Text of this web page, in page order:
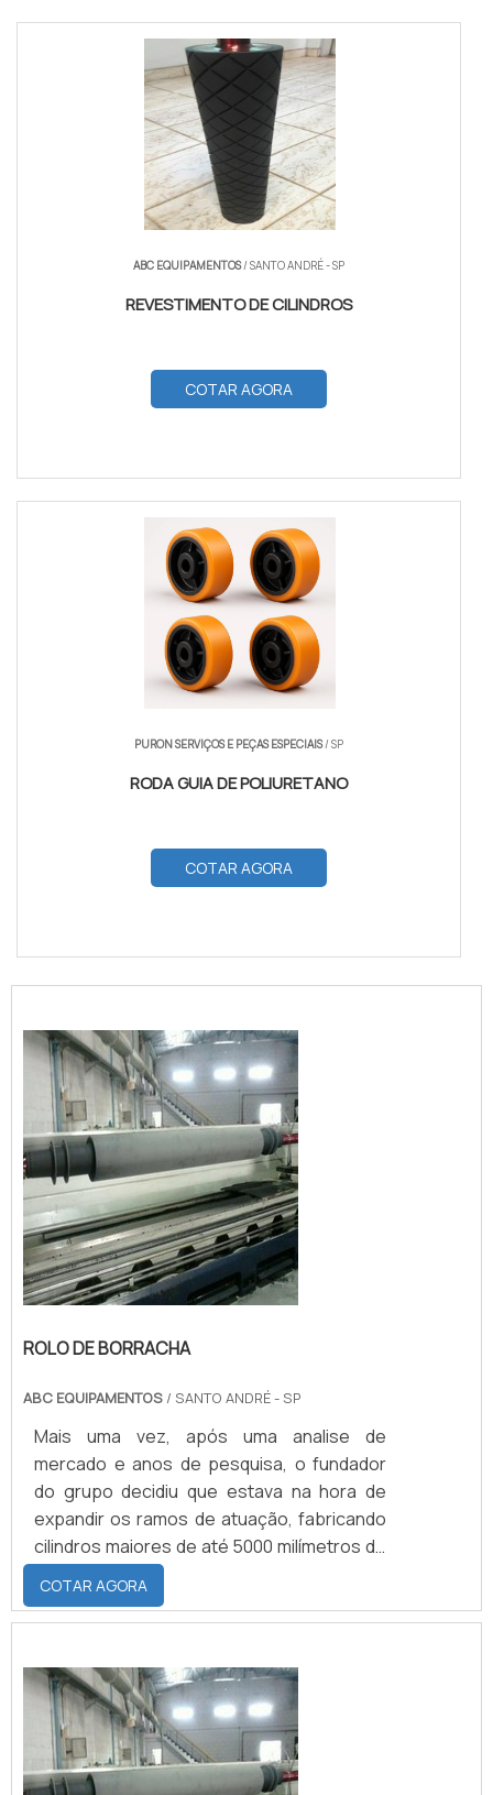
ABC EQUIPAMENTOS/ SANTO ANDRÉ - SP
REVESTIMENTO DE CILINDROS
COTAR AGORA
PURON SERVIÇOS E PEÇAS ESPECIAIS/ SP
RODA GUIA DE POLIURETANO
COTAR AGORA
ROLO DE BORRACHA
ABC EQUIPAMENTOS / SANTO ANDRÉ - SP
Mais uma vez, após uma analise de
mercado e anos de pesquisa, o fundador
do grupo decidiu que estava na hora de
expandir os ramos de atuação, fabricando
cilindros maiores de até 5000 milímetros de
comprimento por 1000 milímetros de
diâmetro, e em 05 de março de 2009 a Nova
Abc Revestimento de cilindros começou a
espaço para atender essa nova demanda.
O rolo de borracha pode ser produzido com
borracha natural, nitrílica, EPDM, neoprene
ou silicone, dependendo da aplicação do
COTAR AGORA